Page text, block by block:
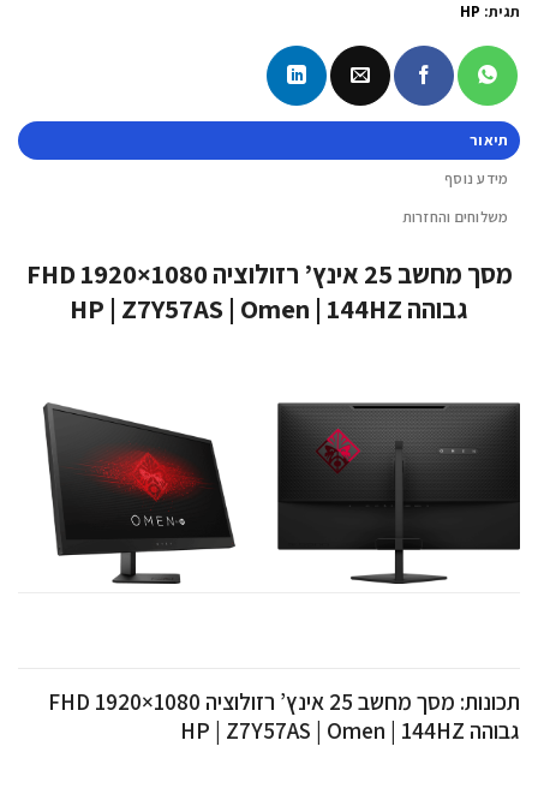
תגית: HP
תיאור
מידע נוסף
משלוחים והחזרות
מסך מחשב 25 אינץ’ רזולוציה FHD 1920×1080
גבוהה HP | Z7Y57AS | Omen | 144HZ
תכונות: מסך מחשב 25 אינץ’ רזולוציה FHD 1920×1080
גבוהה HP | Z7Y57AS | Omen | 144HZ